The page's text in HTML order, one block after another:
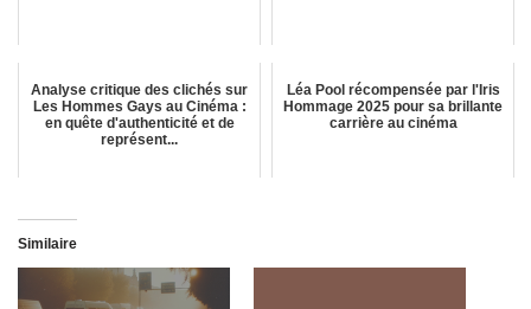
Analyse critique des clichés sur
Les Hommes Gays au Cinéma :
en quête d'authenticité et de
représent...
Léa Pool récompensée par l'Iris
Hommage 2025 pour sa brillante
carrière au cinéma
Similaire